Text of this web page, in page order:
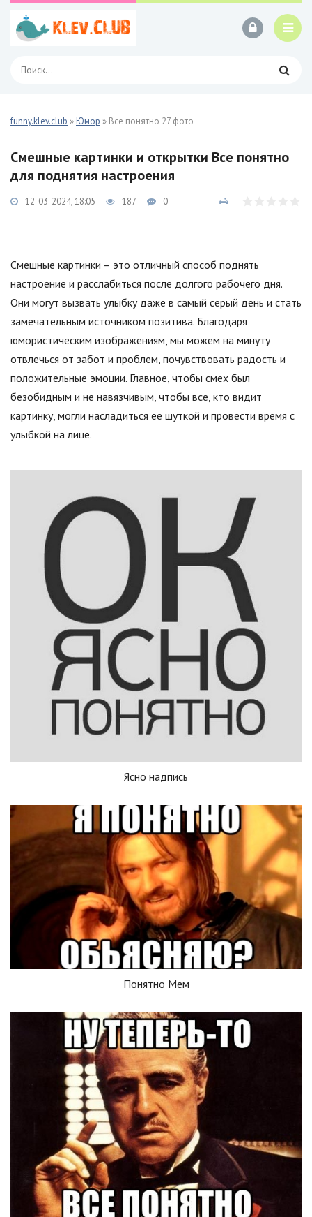
funny.klev.club »Юмор » Все понятно 27 фото
Смешные картинки и открытки Все понятно
для поднятия настроения
12-03-2024, 18:05 187 0
Смешные картинки – это отличный способ поднять
настроение и расслабиться после долгого рабочего дня.
Они могут вызвать улыбку даже в самый серый день и стать
замечательным источником позитива. Благодаря
юмористическим изображениям, мы можем на минуту
отвлечься от забот и проблем, почувствовать радость и
положительные эмоции. Главное, чтобы смех был
безобидным и не навязчивым, чтобы все, кто видит
картинку, могли насладиться ее шуткой и провести время с
улыбкой на лице.
Ясно надпись
Понятно Мем